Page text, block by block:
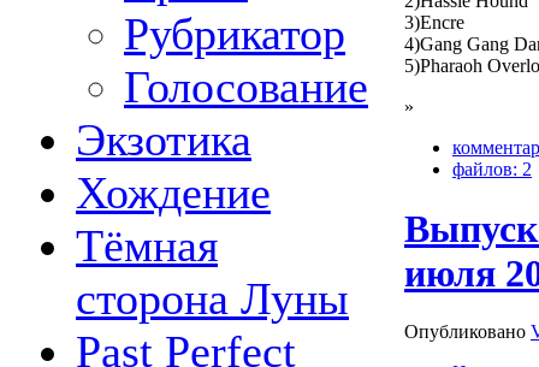
Рубрикатор
Голосование
Экзотика
Хождение
Тёмная
сторона Луны
Past Perfect
3)Encre
4)Gang Gang
5)Pharaoh
»
файлов: 2
июля
Опубликовано